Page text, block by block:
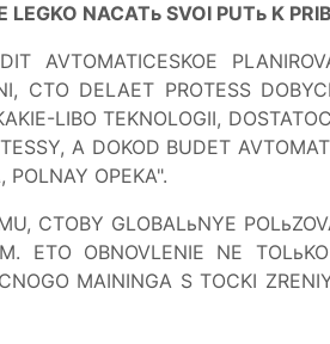
NACATь SVOI PUTь K
AVTOMATICESKOE
CTO DELAET PROTESS
LIBO TEKNOLOGII,
A DOKOD BUDET
POLNAY OPEKA".
CTOBY GLOBALьNYE
ETO OBNOVLENIE NE
MAININGA S TOCKI